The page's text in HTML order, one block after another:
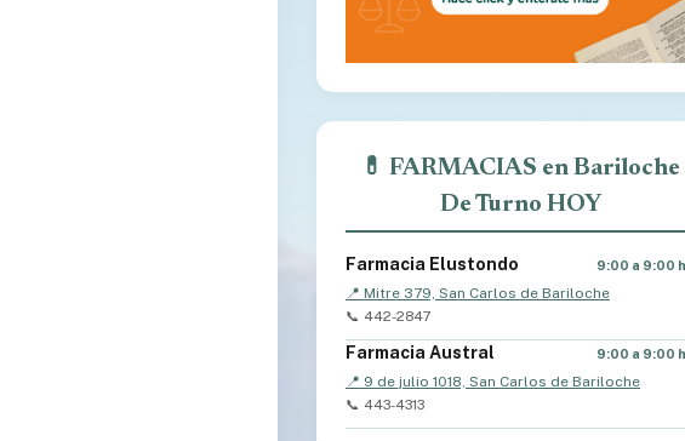
💊 FARMACIAS en Bariloche
De Turno HOY
Farmacia Elustondo 9:00 a 9:00
📍 Mitre 379, San Carlos de Bariloche
📞 442-2847
Farmacia Austral 9:00 a 9:00
📍 9 de julio 1018, San Carlos de Bariloche
📞 443-4313